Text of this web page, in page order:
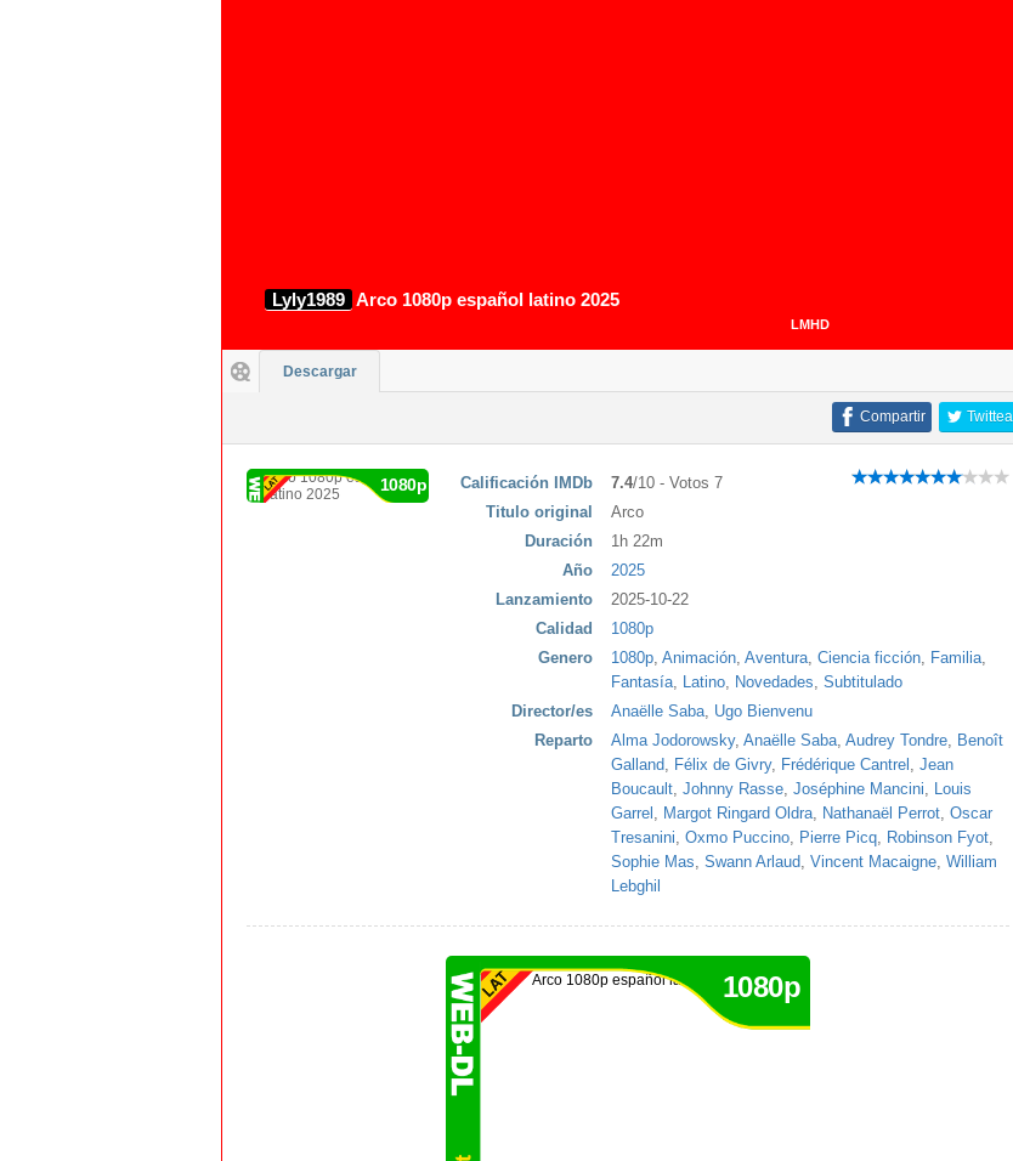
Lyly1989 Arco 1080p español latino 2025
LMHD
Descargar
Compartir
1080p Calificación IMDb 7.4/10 - Votos 7
Titulo original
Arco
Duración
1h 22m
Año
2025
Lanzamiento
2025-10-22
Calidad
1080p
Genero
1080p, Animación, Aventura, Ciencia ficción, Familia,
Fantasía, Latino, Novedades, Subtitulado
Director/es
Anaëlle Saba, Ugo Bienvenu
Reparto
Alma Jodorowsky, Anaëlle Saba, Audrey Tondre, Benoît
Galland, Félix de Givry, Frédérique Cantrel , Jean
Boucault, Johnny Rasse, Joséphine Mancini, Louis
Garrel , Margot Ringard Oldra, Nathanaël Perrot, Oscar
Tresanini, Oxmo Puccino, Pierre Picq, Robinson Fyot,
Sophie Mas, Swann Arlaud, Vincent Macaigne, William
Lebghil
1080p